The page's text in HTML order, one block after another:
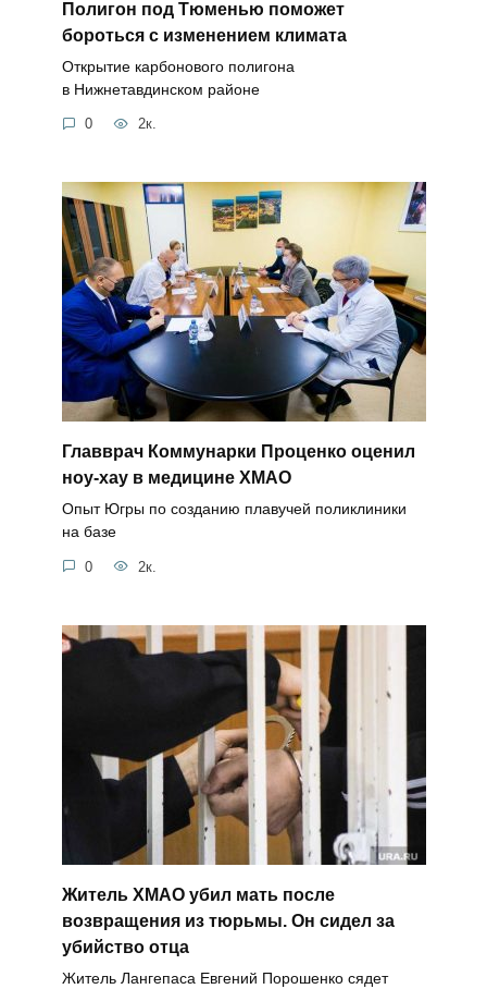
Полигон под Тюменью поможет
бороться с изменением климата
Открытие карбонового полигона
в Нижнетавдинском районе
0 2к.
Главврач Коммунарки Проценко оценил
ноу-хау в медицине ХМАО
Опыт Югры по созданию плавучей поликлиники
на базе
0 2к.
Житель ХМАО убил мать после
возвращения из тюрьмы. Он сидел за
убийство отца
Житель Лангепаса Евгений Порошенко сядет